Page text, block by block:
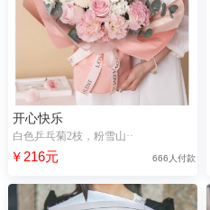
开心快乐
白色乒乓菊2枝，粉雪山··
￥216元 666人付款